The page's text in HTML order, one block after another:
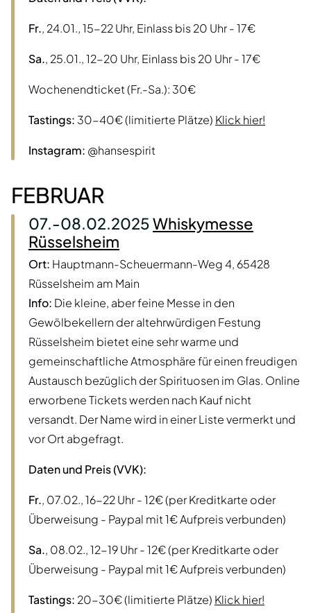
Fr., 24.01., 15-22 Uhr, Einlass bis 20 Uhr - 17€
Sa., 25.01., 12-20 Uhr, Einlass bis 20 Uhr - 17€
Wochenendticket (Fr.-Sa.): 30€
Tastings: 30-40€ (limitierte Plätze) Klick hier!
Instagram: @hansespirit
FEBRUAR
07.-08.02.2025Whiskymesse
Rüsselsheim
Ort: Hauptmann-Scheuermann-Weg 4, 65428
Rüsselsheim am Main
Info: Die kleine, aber feine Messe in den
Gewölbekellern der altehrwürdigen Festung
Rüsselsheim bietet eine sehr warme und
gemeinschaftliche Atmosphäre für einen freudigen
Austausch bezüglich der Spirituosen im Glas. Online
erworbene Tickets werden nach Kauf nicht
versandt. Der Name wird in einer Liste vermerkt und
vor Ort abgefragt.
Daten und Preis (VVK):
Fr., 07.02., 16-22 Uhr - 12€ (per Kreditkarte oder
Überweisung - Paypal mit 1€ Aufpreis verbunden)
Sa., 08.02., 12-19 Uhr - 12€ (per Kreditkarte oder
Überweisung - Paypal mit 1€ Aufpreis verbunden)
Tastings: 20-30€ (limitierte Plätze) Klick hier!